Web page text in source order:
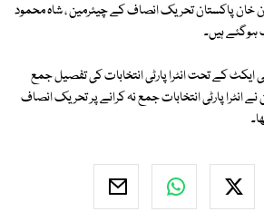
خان پاکستان تحریک انصاف کے چیئرمین ، شاہ محمود
ہوگئے ہیں۔
ایکٹ کے تحت انٹرا پارٹی انتخابات کی تفصیل جمع
انٹرا پارٹی انتخابات جمع نہ کرانے پر تحریک انصاف